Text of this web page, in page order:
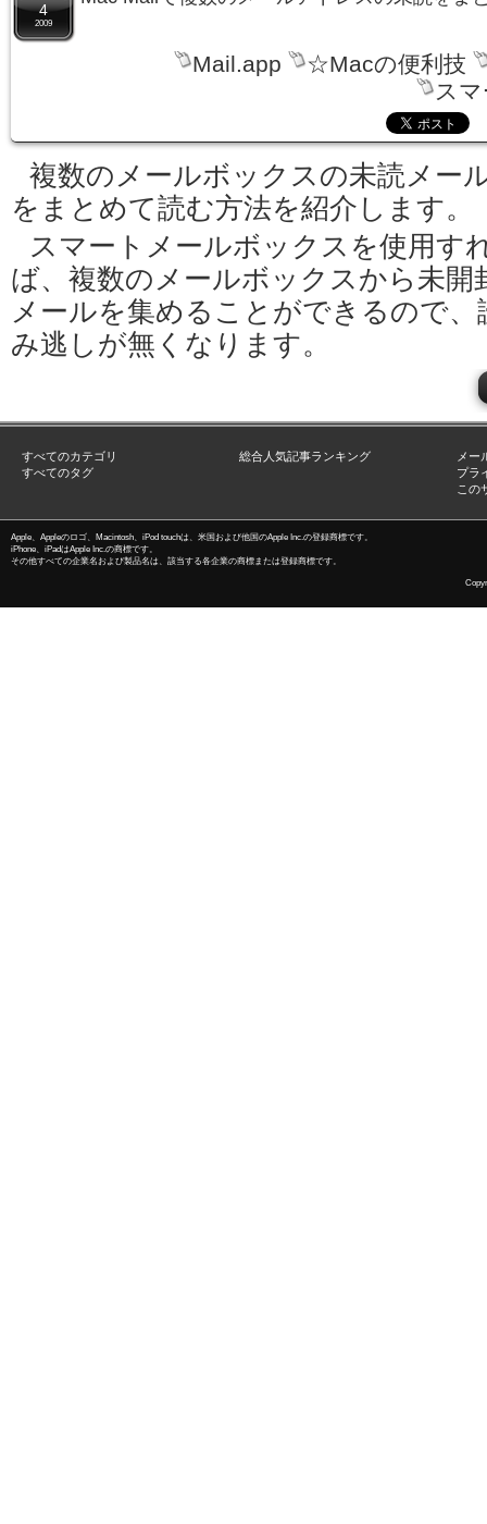
4
2009
Mail.app
☆Macの便利技
ス
複数のメールボックスの未読メー
をまとめて読む方法を紹介します。
スマートメールボックスを使用す
ば、複数のメールボックスから未開
メールを集めることができるので、
み逃しが無くなります。
すべてのカテゴリ
すべてのタグ
総合人気記事ランキング
メー
プラ
この
Apple、Appleのロゴ、Macintosh、iPod touchは、米国および他国のApple Inc.の登録商標です。
iPhone、iPadはApple Inc.の商標です。
その他すべての企業名および製品名は、該当する各企業の商標または登録商標です。